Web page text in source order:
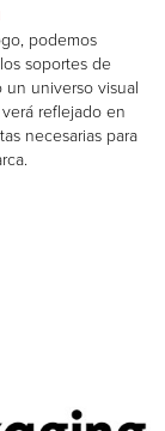
podemos
soportes de
universo visual
reflejado en
necesarias para